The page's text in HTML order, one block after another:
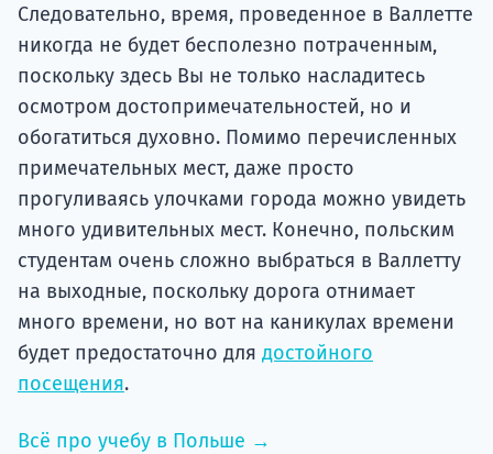
Следовательно, время, проведенное в Валлетте
никогда не будет бесполезно потраченным,
поскольку здесь Вы не только насладитесь
осмотром достопримечательностей, но и
обогатиться духовно. Помимо перечисленных
примечательных мест, даже просто
прогуливаясь улочками города можно увидеть
много удивительных мест. Конечно, польским
студентам очень сложно выбраться в Валлетту
на выходные, поскольку дорога отнимает
много времени, но вот на каникулах времени
будет предостаточно для достойного
посещения.
Всё про учебу в Польше →